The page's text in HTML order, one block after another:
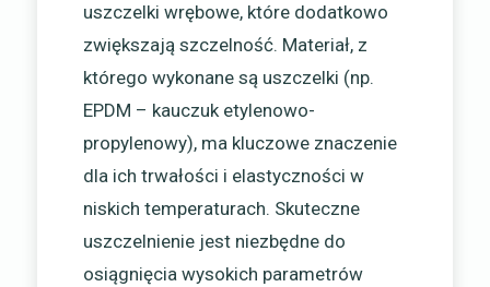
uszczelki wrębowe, które dodatkowo
zwiększają szczelność. Materiał, z
którego wykonane są uszczelki (np.
EPDM – kauczuk etylenowo-
propylenowy), ma kluczowe znaczenie
dla ich trwałości i elastyczności w
niskich temperaturach. Skuteczne
uszczelnienie jest niezbędne do
osiągnięcia wysokich parametrów